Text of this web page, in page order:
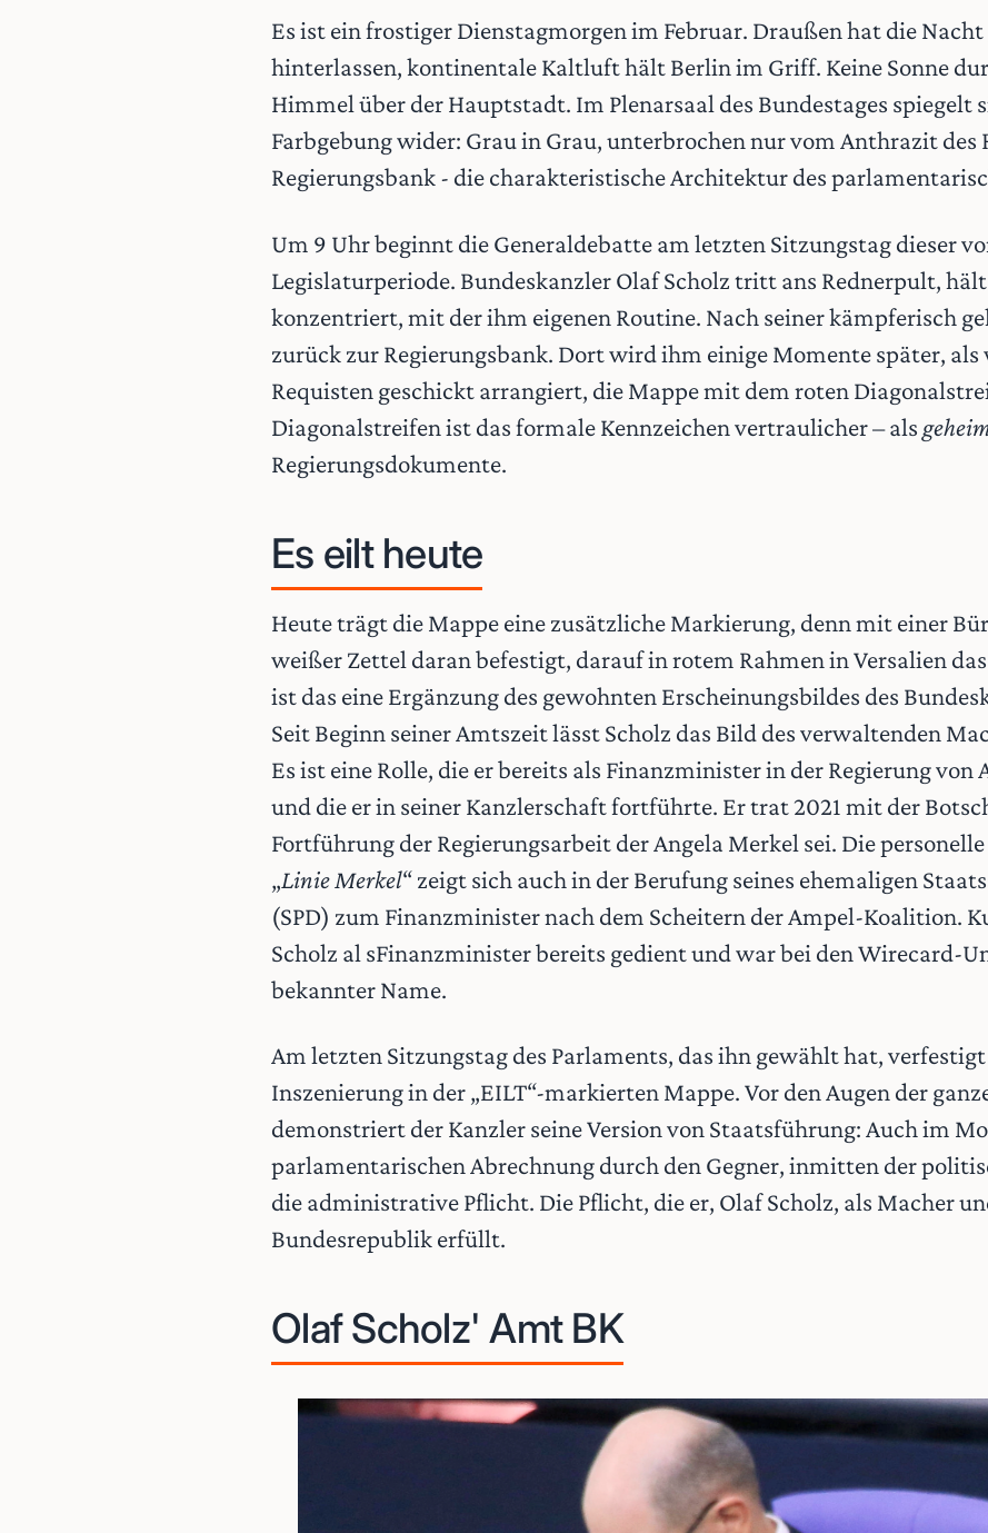
Es ist ein frostiger Dienstagmorgen im Februar. Draußen hat die
hinterlassen, kontinentale Kaltluft hält Berlin im Griff. Keine Sonne
Himmel über der Hauptstadt. Im Plenarsaal des Bundestages spiegelt
Farbgebung wider: Grau in Grau, unterbrochen nur vom Anthrazit des
Regierungsbank - die charakteristische Architektur des
Um 9 Uhr beginnt die Generaldebatte am letzten Sitzungstag dieser
Legislaturperiode. Bundeskanzler Olaf Scholz tritt ans Rednerpult, hält
konzentriert, mit der ihm eigenen Routine. Nach seiner kämpferisch
zurück zur Regierungsbank. Dort wird ihm einige Momente später, als
Requisten geschickt arrangiert, die Mappe mit dem roten
Diagonalstreifen ist das formale Kennzeichen vertraulicher – als
Regierungsdokumente.
Es eilt heute
Heute trägt die Mappe eine zusätzliche Markierung, denn mit einer
weißer Zettel daran befestigt, darauf in rotem Rahmen in Versalien
ist das eine Ergänzung des gewohnten Erscheinungsbildes des
Seit Beginn seiner Amtszeit lässt Scholz das Bild des verwaltenden
Es ist eine Rolle, die er bereits als Finanzminister in der Regierung von
und die er in seiner Kanzlerschaft fortführte. Er trat 2021 mit der
Fortführung der Regierungsarbeit der Angela Merkel sei. Die
„Linie Merkel“ zeigt sich auch in der Berufung seines ehemaligen
(SPD) zum Finanzminister nach dem Scheitern der Ampel-Koalition.
Scholz al sFinanzminister bereits gedient und war bei den Wirecard-
bekannter Name.
Am letzten Sitzungstag des Parlaments, das ihn gewählt hat,
Inszenierung in der „EILT“-markierten Mappe. Vor den Augen der
demonstriert der Kanzler seine Version von Staatsführung: Auch im
parlamentarischen Abrechnung durch den Gegner, inmitten der
die administrative Pflicht. Die Pflicht, die er, Olaf Scholz, als Macher
Bundesrepublik erfüllt.
Olaf Scholz' Amt BK